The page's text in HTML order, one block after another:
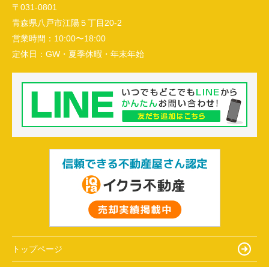
〒031-0801
青森県八戸市江陽５丁目20-2
営業時間： 10:00〜18:00
定休日： GW・夏季休暇・年末年始
トップページ